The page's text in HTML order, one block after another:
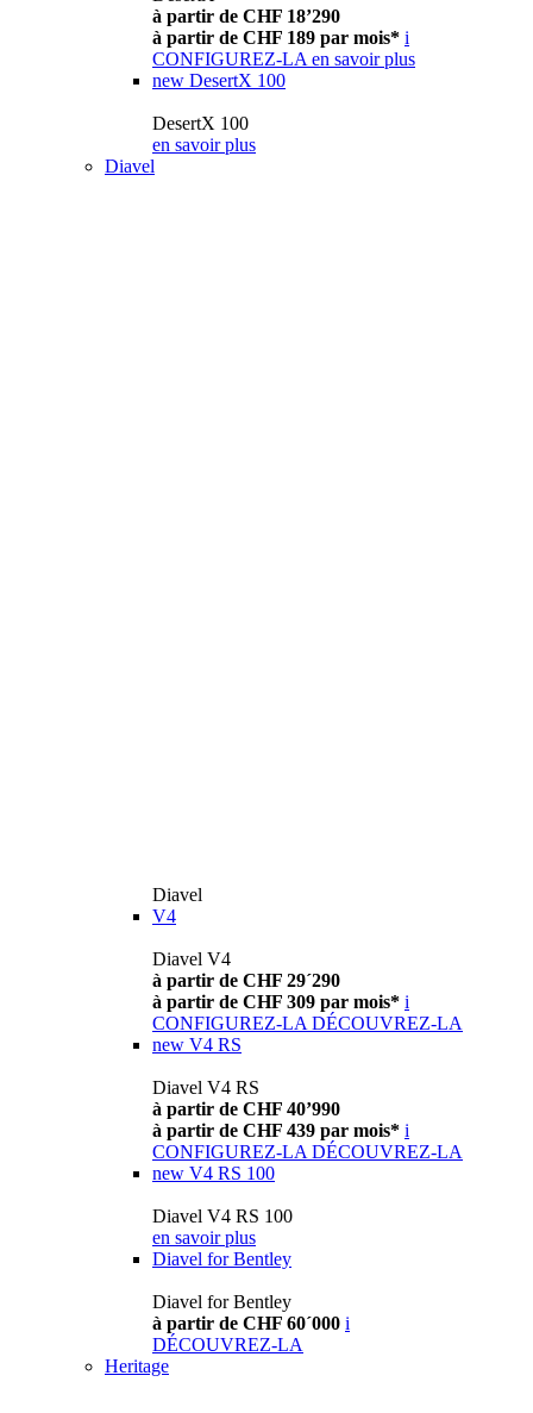
à partir de CHF 18’290
à partir de CHF 189 par mois* i
CONFIGUREZ-LA en savoir plus
new DesertX 100
DesertX 100
en savoir plus
Diavel
Diavel
V4
Diavel V4
à partir de CHF 29´290
à partir de CHF 309 par mois* i
CONFIGUREZ-LA DÉCOUVREZ-LA
new V4 RS
Diavel V4 RS
à partir de CHF 40’990
à partir de CHF 439 par mois* i
CONFIGUREZ-LA DÉCOUVREZ-LA
new V4 RS 100
Diavel V4 RS 100
en savoir plus
Diavel for Bentley
Diavel for Bentley
à partir de CHF 60´000 i
DÉCOUVREZ-LA
Heritage